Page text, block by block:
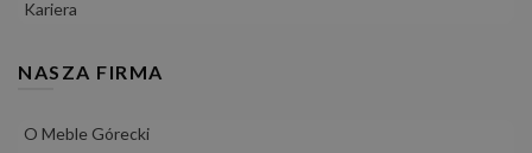
Kariera
NASZA FIRMA
O Meble Górecki